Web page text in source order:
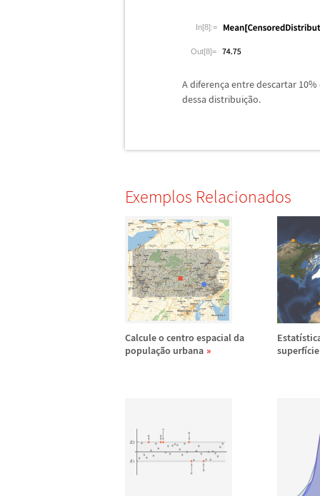
In[8]:=
Out[8]=
A diferença entre descartar
dessa distribuição.
Exemplos Relacionados
Calcule o centro espacial da
população urbana
Estatí
superfí